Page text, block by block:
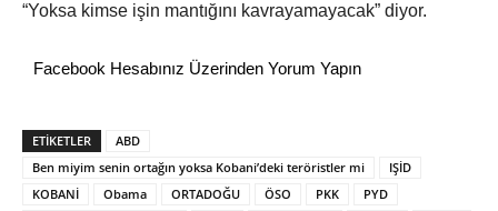
“Yoksa kimse işin mantığını kavrayamayacak” diyor.
Facebook Hesabınız Üzerinden Yorum Yapın
ETİKETLER
ABD
Ben miyim senin ortağın yoksa Kobani’deki teröristler mi
IŞİD
KOBANİ
Obama ORTADOĞU ÖSO PKK
PYD